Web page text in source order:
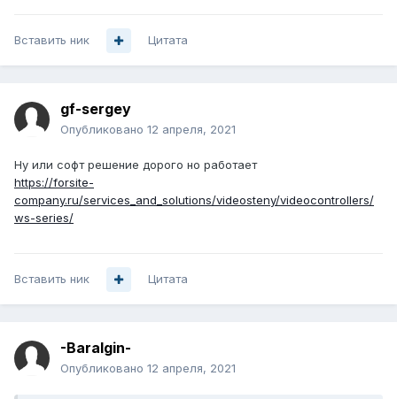
Вставить ник Цитата
gf-sergey
Опубликовано 12 апреля, 2021
Ну или софт решение дорого но работает
https://forsite-
company.ru/services_and_solutions/videosteny/videocontrollers/
ws-series/
Вставить ник Цитата
-Baralgin-
Опубликовано 12 апреля, 2021